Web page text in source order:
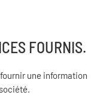
FOURNIS.
une information